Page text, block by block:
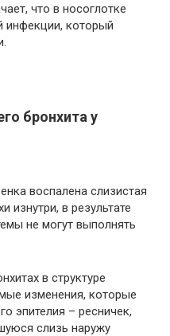
что в носоглотке
инфекции, который
бронхита у
воспалена слизистая
в результате
не могут выполнять
в структуре
изменения, которые
эпителия – ресничек,
слизь наружу